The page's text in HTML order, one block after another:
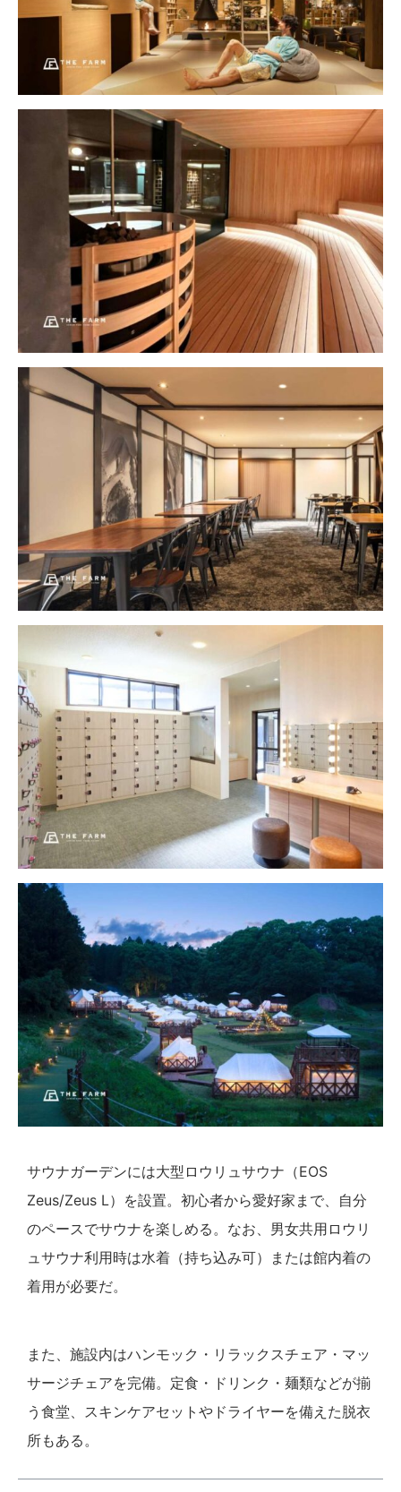
サウナガーデンには大型ロウリュサウナ（EOS
Zeus/Zeus L）を設置。初心者から愛好家まで、自分
のペースでサウナを楽しめる。なお、男女共用ロウリ
ュサウナ利用時は水着（持ち込み可）または館内着の
着用が必要だ。
また、施設内はハンモック・リラックスチェア・マッ
サージチェアを完備。定食・ドリンク・麺類などが揃
う食堂、スキンケアセットやドライヤーを備えた脱衣
所もある。